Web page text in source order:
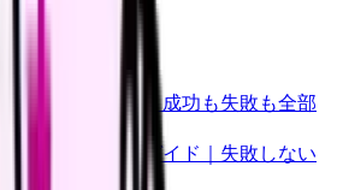
記事
アル体験談12選｜成功も失敗も全部
護師転職の完全ガイド｜失敗しない